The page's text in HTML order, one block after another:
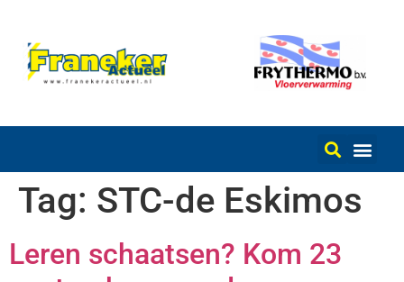
Tag: STC-de Eskimos
Leren schaatsen? Kom 23